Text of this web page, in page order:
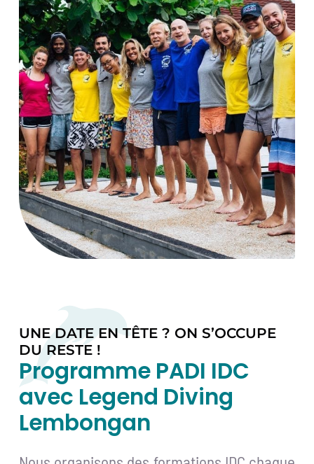
UNE DATE EN TÊTE ? ON S’OCCUPE
DU RESTE !
Programme PADI IDC
avec Legend Diving
Lembongan